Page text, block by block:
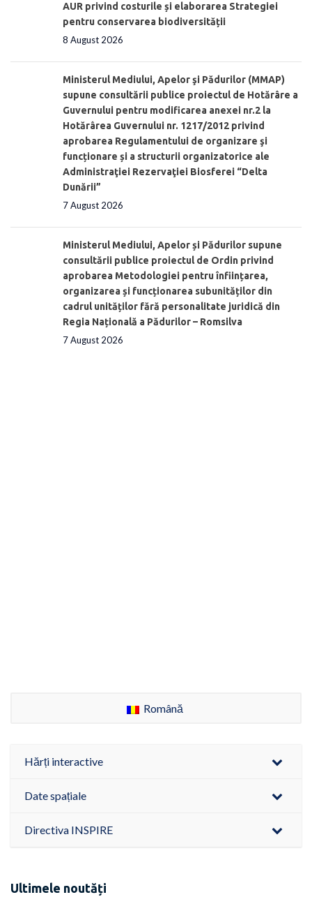
AUR privind costurile și elaborarea Strategiei
pentru conservarea biodiversității
8 August 2026
Ministerul Mediului, Apelor şi Pădurilor (MMAP)
supune consultării publice proiectul de Hotărâre a
Guvernului pentru modificarea anexei nr.2 la
Hotărârea Guvernului nr. 1217/2012 privind
aprobarea Regulamentului de organizare şi
funcționare și a structurii organizatorice ale
Administraţiei Rezervaţiei Biosferei “Delta
Dunării”
7 August 2026
Ministerul Mediului, Apelor și Pădurilor supune
consultării publice proiectul de Ordin privind
aprobarea Metodologiei pentru înființarea,
organizarea și funcționarea subunităților din
cadrul unităților fără personalitate juridică din
Regia Națională a Pădurilor – Romsilva
7 August 2026
Română
Hărți interactive
Date spațiale
Directiva INSPIRE
Ultimele noutăți